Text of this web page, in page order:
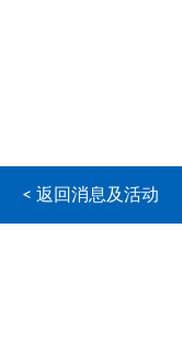
< 返回消息及活动